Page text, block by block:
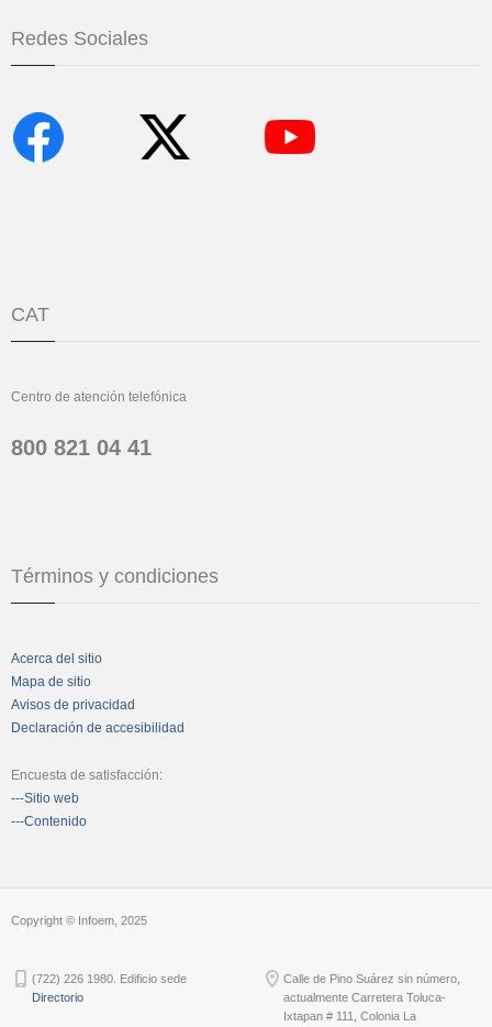
Redes Sociales
CAT
Centro de atención telefónica
800 821 04 41
Términos y condiciones
Acerca del sitio
Mapa de sitio
Avisos de privacidad
Declaración de accesibilidad
Encuesta de satisfacción:
---Sitio web
---Contenido
Copyright © Infoem, 2025
(722) 226 1980. Edificio sede
Directorio
Calle de Pino Suárez sin número,
actualmente Carretera Toluca-
Ixtapan # 111, Colonia La